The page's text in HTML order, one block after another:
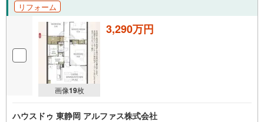
リフォーム
画像19枚
3,290万円
ハウスドゥ 東静岡 アルファス株式会社